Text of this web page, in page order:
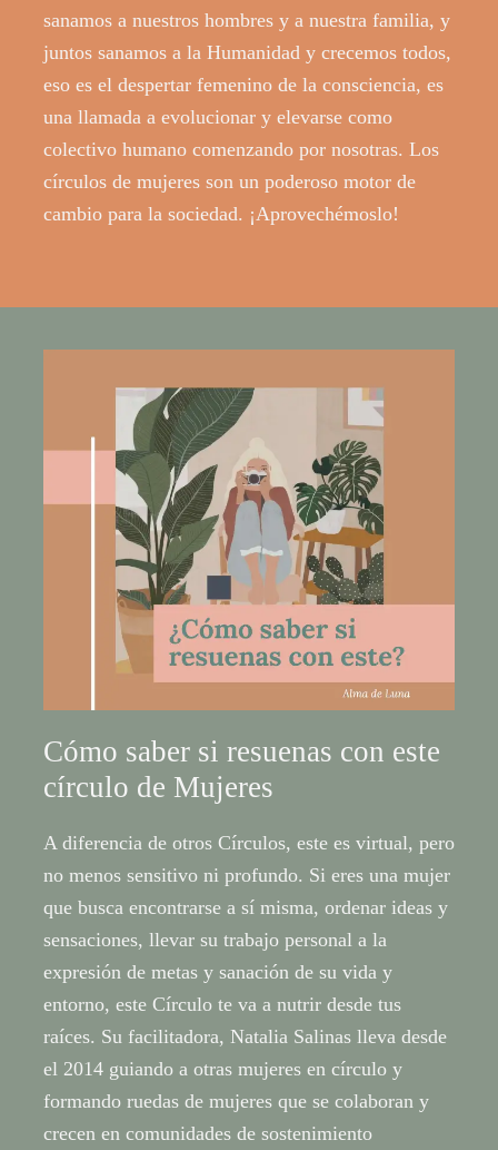
sanamos a nuestros hombres y a nuestra familia, y
juntos sanamos a la Humanidad y crecemos todos,
eso es el despertar femenino de la consciencia, es
una llamada a evolucionar y elevarse como
colectivo humano comenzando por nosotras. Los
círculos de mujeres son un poderoso motor de
cambio para la sociedad. ¡Aprovechémoslo!
Cómo saber si resuenas con este
círculo de Mujeres
A diferencia de otros Círculos, este es virtual, pero
no menos sensitivo ni profundo. Si eres una mujer
que busca encontrarse a sí misma, ordenar ideas y
sensaciones, llevar su trabajo personal a la
expresión de metas y sanación de su vida y
entorno, este Círculo te va a nutrir desde tus
raíces. Su facilitadora, Natalia Salinas lleva desde
el 2014 guiando a otras mujeres en círculo y
formando ruedas de mujeres que se colaboran y
crecen en comunidades de sostenimiento